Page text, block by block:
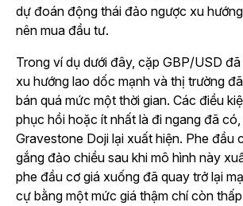
dự đoán động thái đảo ngược xu
nên mua đầu tư.
Trong ví dụ dưới đây, cặp GBP/USD
xu hướng lao dốc mạnh và thị trường
bán quá mức một thời gian. Các điều
phục hồi hoặc ít nhất là đi ngang đã
Gravestone Doji lại xuất hiện. Phe đầu
gắng đảo chiều sau khi mô hình này
phe đầu cơ giá xuống đã quay trở lại
cự bằng một mức giá thậm chí còn